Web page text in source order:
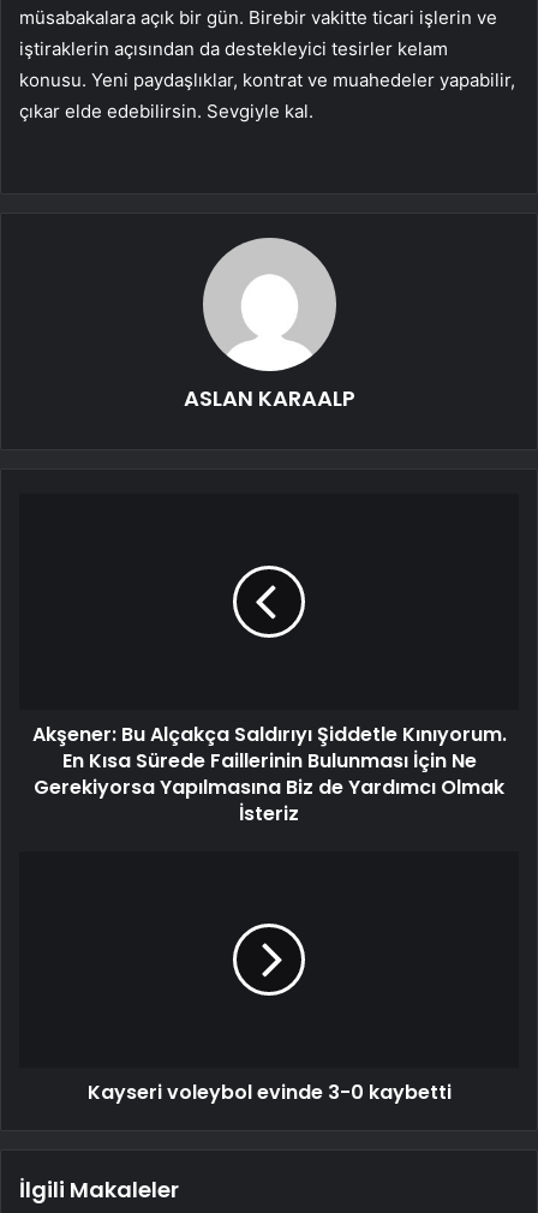
müsabakalara açık bir gün. Birebir vakitte ticari işlerin ve
iştiraklerin açısından da destekleyici tesirler kelam
konusu. Yeni paydaşlıklar, kontrat ve muahedeler yapabilir,
çıkar elde edebilirsin. Sevgiyle kal.
ASLAN KARAALP
Akşener: Bu Alçakça Saldırıyı Şiddetle Kınıyorum.
En Kısa Sürede Faillerinin Bulunması İçin Ne
Gerekiyorsa Yapılmasına Biz de Yardımcı Olmak
İsteriz
Kayseri voleybol evinde 3-0 kaybetti
İlgili Makaleler